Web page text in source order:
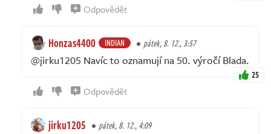
Odpovědět
Honzas4400 INDIAN pátek, 8. 12., 3:57
@jirku1205 Navíc to oznamují na 50. výročí Blada.
25
Odpovědět
jirku1205 pátek, 8. 12., 4:09